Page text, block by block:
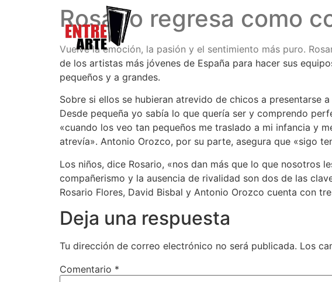
Rosario regresa como
Vuelve la emoción, la pasión y el sentimiento más puro.
de los artistas más jóvenes de España para hacer sus
pequeños y a grandes.
Sobre si ellos se hubieran atrevido de chicos a presentarse
Desde pequeña yo sabía lo que quería ser y comprendo
«cuando los veo tan pequeños me traslado a mi infancia y
atrevía». Antonio Orozco, por su parte, asegura que «sigo
Los niños, dice Rosario, «nos dan más que lo que nosotros
compañerismo y la ausencia de rivalidad son dos de las
Rosario Flores, David Bisbal y Antonio Orozco cuenta con
Deja una respuesta
Tu dirección de correo electrónico no será publicada. Los
Comentario *